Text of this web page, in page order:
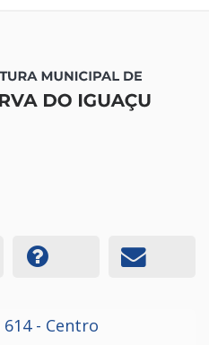
614 - Centro